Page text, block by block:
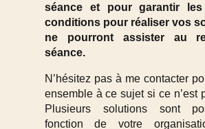
séance et pour garantir les
conditions pour réaliser vos
ne pourront assister au
séance.
N’hésitez pas à me contacter
ensemble à ce sujet si ce n’est
Plusieurs solutions sont
fonction de votre